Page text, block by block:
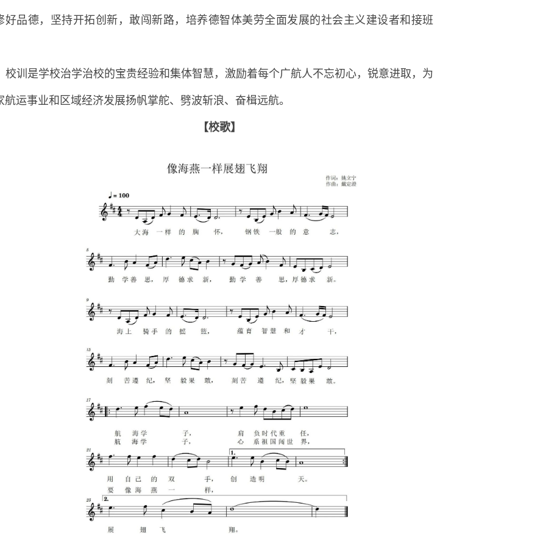
好品德，坚持开拓创新，敢闯新路，培养德智体美劳全面发展的社会主义建设者和接班
校训是学校治学治校的宝贵经验和集体智慧，激励着每个广航人不忘初心，锐意进取，为
航运事业和区域经济发展扬帆掌舵、劈波斩浪、奋楫远航。
【校歌】